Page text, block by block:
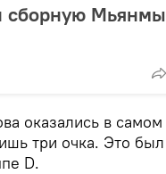
сборную Мьянмы
оказались в самом
три очка. Это был
D.